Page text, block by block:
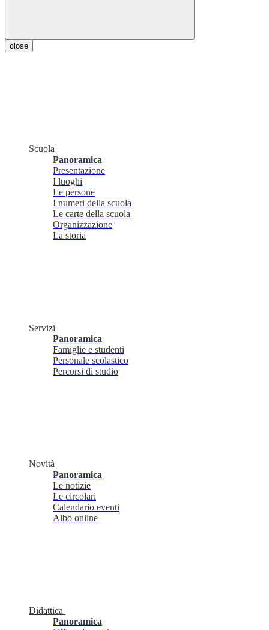
close
Scuola
Panoramica
Presentazione
I luoghi
Le persone
I numeri della scuola
Le carte della scuola
Organizzazione
La storia
Servizi
Panoramica
Famiglie e studenti
Personale scolastico
Percorsi di studio
Novità
Panoramica
Le notizie
Le circolari
Calendario eventi
Albo online
Didattica
Panoramica